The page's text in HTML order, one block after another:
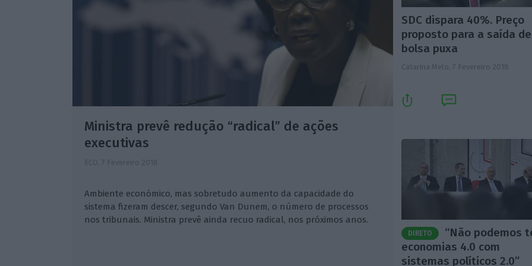
Ministra prevê redução “radical” de ações
executivas
ECO, 7 Fevereiro 2018
Ambiente económico, mas sobretudo aumento da capacidade do
sistema fizeram descer, segundo Van Dunem, o número de processos
nos tribunais. Ministra prevê ainda recuo radical, nos próximos anos.
SDC dispara 40%. Preço
proposto para a saída de
bolsa puxa
Catarina Melo,7 Fevereiro 2018
DIRETO
“Não podemos
economias 4.0 com
sistemas políticos 2.0”